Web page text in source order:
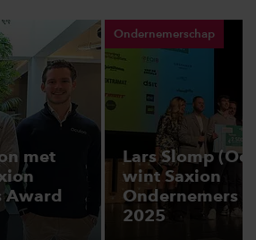
met
Award
Ondernemerschap
Lars Slomp
wint Saxion
Ondernemers
2025